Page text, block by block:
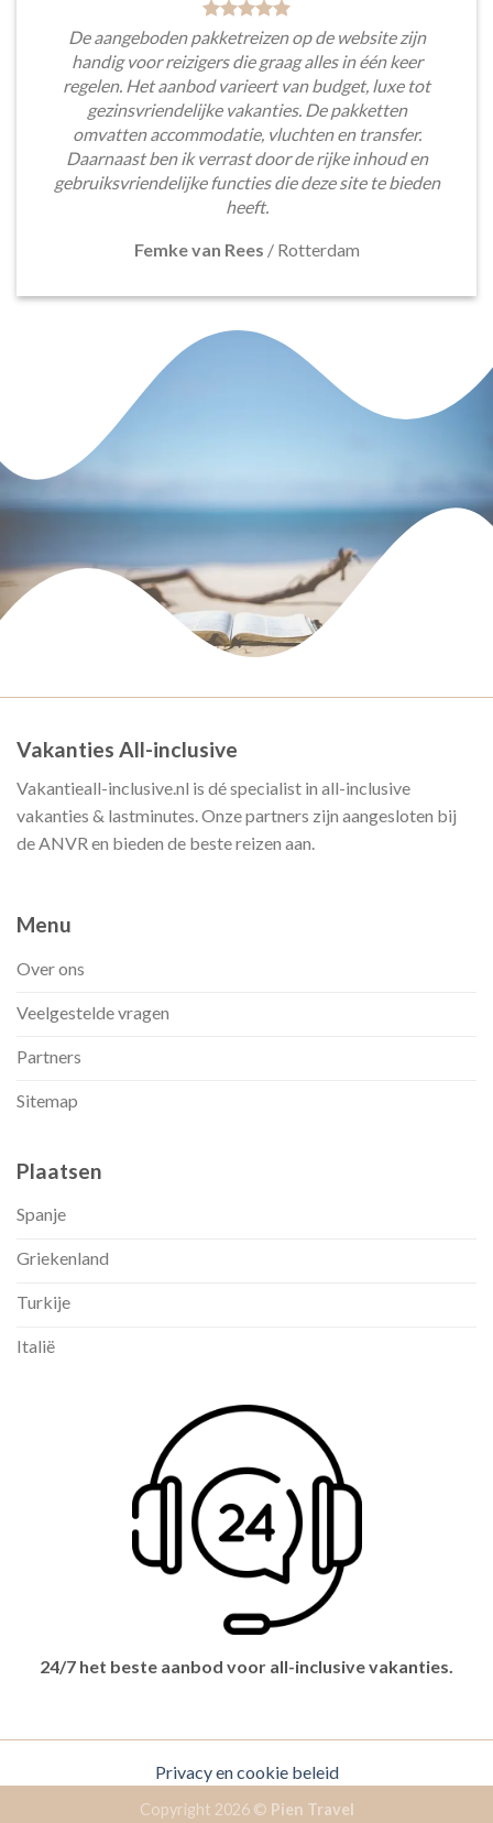
De aangeboden pakketreizen op de website zijn
handig voor reizigers die graag alles in één keer
regelen. Het aanbod varieert van budget, luxe tot
gezinsvriendelijke vakanties. De pakketten
omvatten accommodatie, vluchten en transfer.
Daarnaast ben ik verrast door de rijke inhoud en
gebruiksvriendelijke functies die deze site te bieden
heeft.
Femke van Rees / Rotterdam
Vakanties All-inclusive
Vakantieall-inclusive.nl is dé specialist in all-inclusive
vakanties & lastminutes. Onze partners zijn aangesloten bij
de ANVR en bieden de beste reizen aan.
Menu
Over ons
Veelgestelde vragen
Partners
Sitemap
Plaatsen
Spanje
Griekenland
Turkije
Italië
24/7 het beste aanbod voor all-inclusive vakanties.
Privacy en cookie beleid
Copyright 2026 © Pien Travel